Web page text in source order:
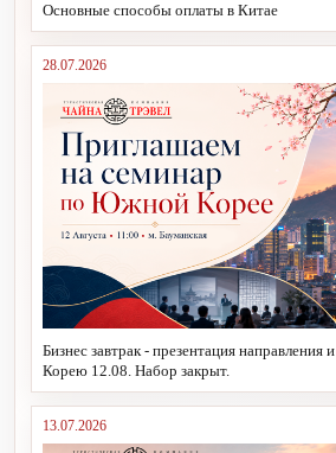
Основные способы оплаты в Китае
28.07.2026
Бизнес завтрак - презентация
Корею 12.08. Набор закрыт.
13.07.2026